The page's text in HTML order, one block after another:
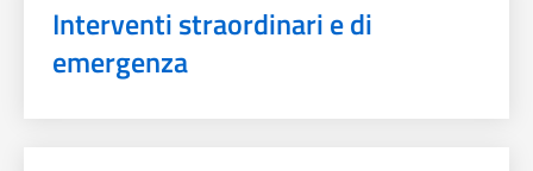
Interventi straordinari e di
emergenza